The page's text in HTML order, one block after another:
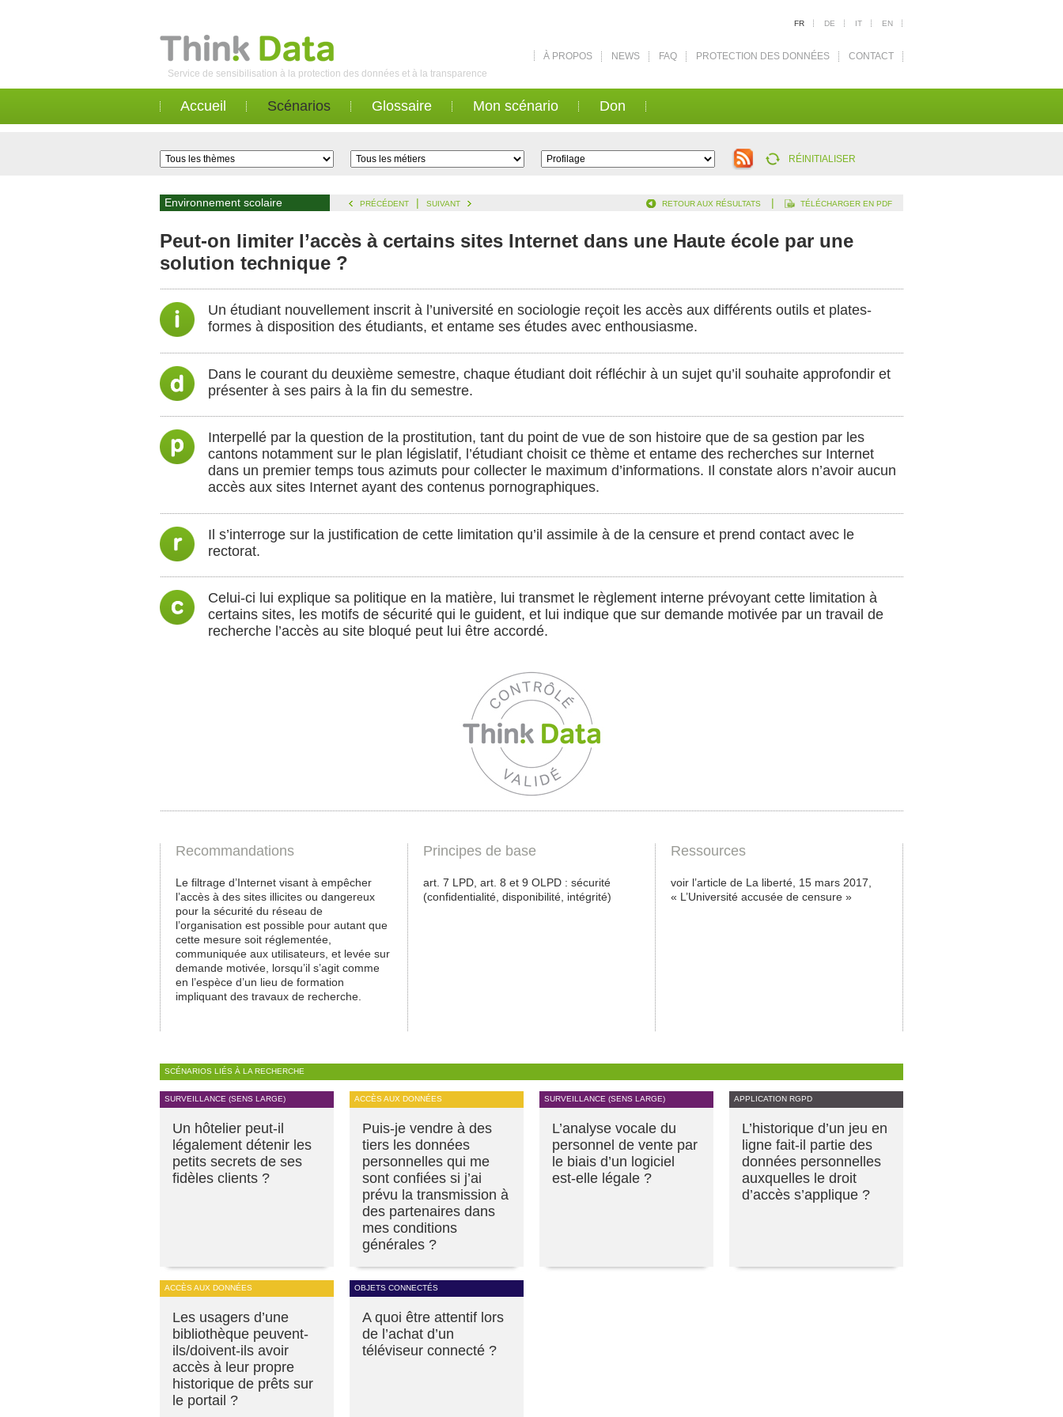
Service de sensibilisation à la protection des données et à la transparence
FR DE IT EN
À PROPOS NEWS FAQ PROTECTION DES DONNÉES CONTACT
Accueil Scénarios Glossaire Mon scénario Don
RÉINITIALISER
Environnement scolaire PRÉCÉDENT | SUIVANT RETOUR AUX RÉSULTATS | TÉLÉCHARGER EN PDF
Peut-on limiter l’accès à certains sites Internet dans une Haute école par une
solution technique ?
Un étudiant nouvellement inscrit à l’université en sociologie reçoit les accès aux différents outils et plates-
formes à disposition des étudiants, et entame ses études avec enthousiasme.
Dans le courant du deuxième semestre, chaque étudiant doit réfléchir à un sujet qu’il souhaite approfondir et
présenter à ses pairs à la fin du semestre.
Interpellé par la question de la prostitution, tant du point de vue de son histoire que de sa gestion par les
cantons notamment sur le plan législatif, l’étudiant choisit ce thème et entame des recherches sur Internet
dans un premier temps tous azimuts pour collecter le maximum d’informations. Il constate alors n’avoir aucun
accès aux sites Internet ayant des contenus pornographiques.
Il s’interroge sur la justification de cette limitation qu’il assimile à de la censure et prend contact avec le
rectorat.
Celui-ci lui explique sa politique en la matière, lui transmet le règlement interne prévoyant cette limitation à
certains sites, les motifs de sécurité qui le guident, et lui indique que sur demande motivée par un travail de
recherche l’accès au site bloqué peut lui être accordé.
Recommandations
Le filtrage d’Internet visant à empêcher
l’accès à des sites illicites ou dangereux
pour la sécurité du réseau de
l’organisation est possible pour autant que
cette mesure soit réglementée,
communiquée aux utilisateurs, et levée sur
demande motivée, lorsqu’il s’agit comme
en l’espèce d’un lieu de formation
impliquant des travaux de recherche.
Principes de base
art. 7 LPD, art. 8 et 9 OLPD : sécurité
(confidentialité, disponibilité, intégrité)
Ressources
voir l’article de La liberté, 15 mars 2017,
« L’Université accusée de censure »
SCÉNARIOS LIÉS À LA RECHERCHE
SURVEILLANCE (SENS LARGE)
Un hôtelier peut-il
légalement détenir les
petits secrets de ses
fidèles clients ?
ACCÈS AUX DONNÉES
Puis-je vendre à des
tiers les données
personnelles qui me
sont confiées si j’ai
prévu la transmission à
des partenaires dans
mes conditions
générales ?
SURVEILLANCE (SENS LARGE)
L’analyse vocale du
personnel de vente par
le biais d’un logiciel
est-elle légale ?
APPLICATION RGPD
L’historique d’un jeu en
ligne fait-il partie des
données personnelles
auxquelles le droit
d’accès s’applique ?
ACCÈS AUX DONNÉES
Les usagers d’une
bibliothèque peuvent-
ils/doivent-ils avoir
accès à leur propre
historique de prêts sur
le portail ?
OBJETS CONNECTÉS
A quoi être attentif lors
de l’achat d’un
téléviseur connecté ?